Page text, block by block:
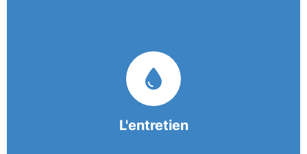
L'entretien
garantissent une prestation de nettoyage de
qualité.